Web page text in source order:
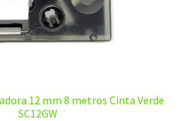
12 mm 8 metros Cinta Verde
SC12GW